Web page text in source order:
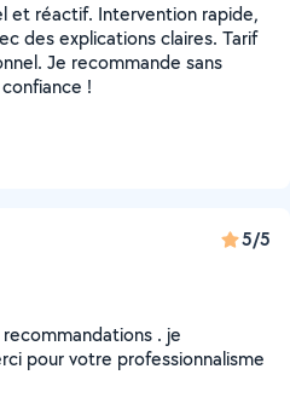
et réactif. Intervention rapide,
des explications claires. Tarif
Je recommande sans
!
5/5
. je
pour votre professionnalisme